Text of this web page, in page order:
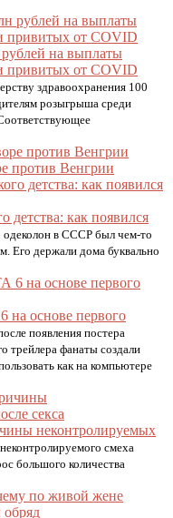
на выплаты
привитых от COVID
здравоохранения 100
розыгрыша среди
против Венгрии
детства: как появился
одеколон в СССР был чем-то
Его держали дома буквально
на основе первого
появления постера
трейлера фанаты создали
как на компьютере
неконтролируемых
смеха
большого количества